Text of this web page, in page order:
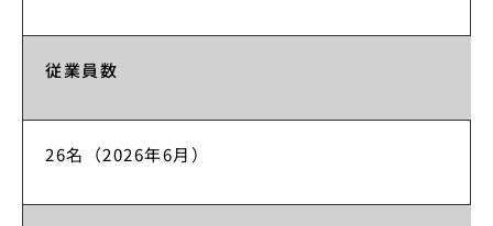
従業員数
26名（2026年6月）